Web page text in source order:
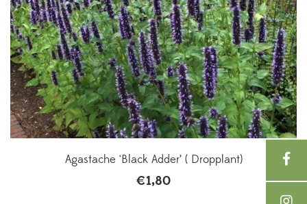
Agastache ‘Black Adder’ ( Dropplant)
€1,80